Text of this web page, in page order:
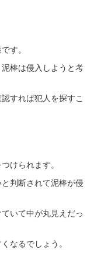
す。
棒は侵入しようと考
すれば犯人を探すこ
けられます。
判断されて泥棒が侵
いて中が丸見えだっ
なるでしょう。